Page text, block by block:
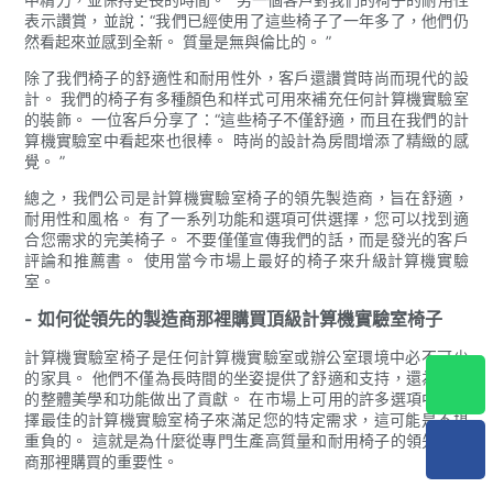
表示讚賞，並說：“我們已經使用了這些椅子了一年多了，他們仍
然看起來並感到全新。 質量是無與倫比的。 ”
除了我們椅子的舒適性和耐用性外，客戶還讚賞時尚而現代的設
計。 我們的椅子有多種顏色和样式可用來補充任何計算機實驗室
的裝飾。 一位客戶分享了：“這些椅子不僅舒適，而且在我們的計
算機實驗室中看起來也很棒。 時尚的設計為房間增添了精緻的感
覺。 ”
總之，我們公司是計算機實驗室椅子的領先製造商，旨在舒適，
耐用性和風格。 有了一系列功能和選項可供選擇，您可以找到適
合您需求的完美椅子。 不要僅僅宣傳我們的話，而是發光的客戶
評論和推薦書。 使用當今市場上最好的椅子來升級計算機實驗
室。
- 如何從領先​​的製造商那裡購買頂級計算機實驗室椅子
計算機實驗室椅子是任何計算機實驗室或辦公室環境中必不可少
的家具。 他們不僅為長時間的坐姿提供了舒適和支持，還為空間
的整體美學和功能做出了貢獻。 在市場上可用的許多選項中，選
擇最佳的計算機實驗室椅子來滿足您的特定需求，這可能是不堪
重負的。 這就是為什麼從專門生產高質量和耐用椅子的領先製造
商那裡購買的重要性。